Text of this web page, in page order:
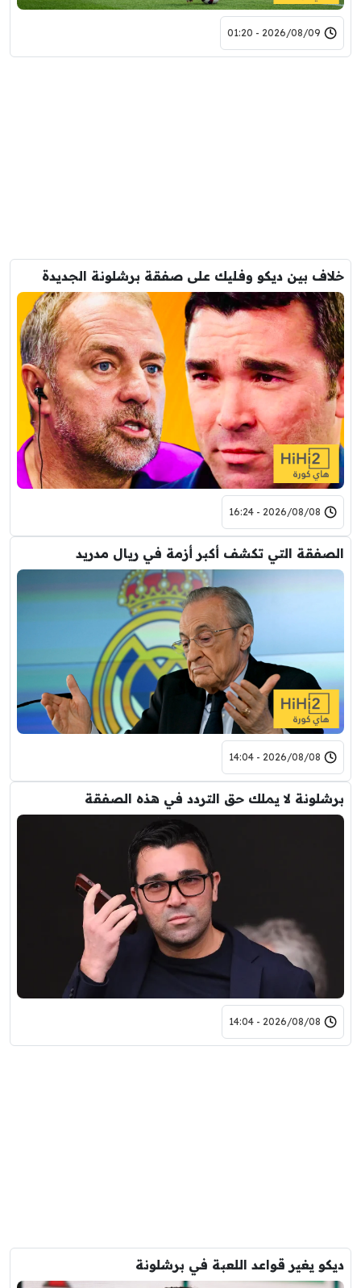
2026/08/09 - 01:20
خلاف بين ديكو وفليك على صفقة برشلونة الجديدة
2026/08/08 - 16:24
الصفقة التي تكشف أكبر أزمة في ريال مدريد
2026/08/08 - 14:04
برشلونة لا يملك حق التردد في هذه الصفقة
2026/08/08 - 14:04
ديكو يغير قواعد اللعبة في برشلونة